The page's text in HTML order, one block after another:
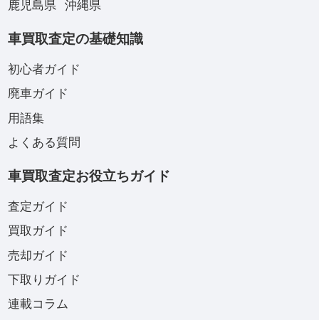
鹿児島県
沖縄県
車買取査定の基礎知識
初心者ガイド
廃車ガイド
用語集
よくある質問
車買取査定お役立ちガイド
査定ガイド
買取ガイド
売却ガイド
下取りガイド
連載コラム